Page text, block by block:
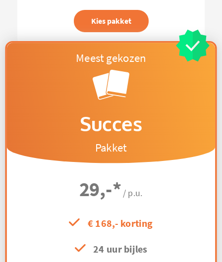
Kies pakket
Succes
Pakket
29,-* / p.u.
€ 168,- korting
24 uur bijles